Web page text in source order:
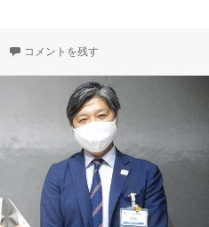
y
k
年末恒例 あっこ、みか、こず恵のか
コメントを残す